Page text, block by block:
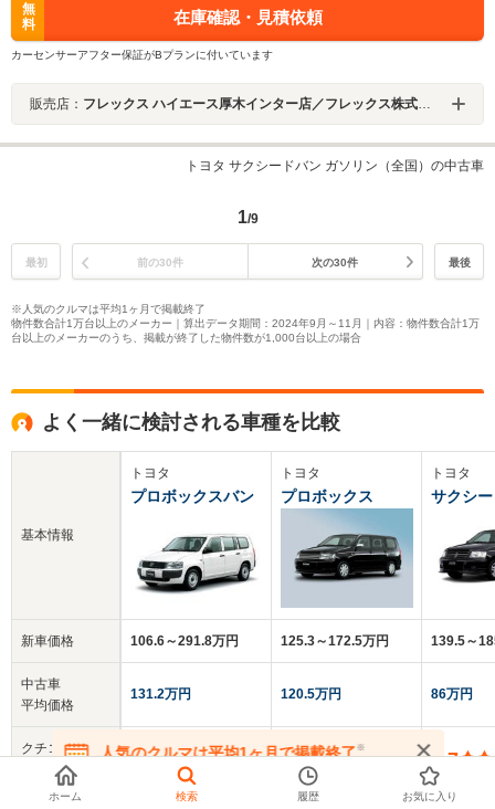
無
料
在庫確認・見積依頼
カーセンサーアフター保証がBプランに付いています
販売店： フレックス ハイエース厚木インター店／フレックス株式会社
トヨタ サクシードバン ガソリン（全国）の中古車
1/9
最初 前の30件 次の30件 最後
※人気のクルマは平均1ヶ月で掲載終了
物件数合計1万台以上のメーカー｜算出データ期間：2024年9月～11月｜内容：物件数合計1万
台以上のメーカーのうち、掲載が終了した物件数が1,000台以上の場合
よく一緒に検討される車種を比較
基本情報
新車価格
中古車
平均価格
クチコミ
総合評価
トヨタ
プロボックスバン
106.6～291.8万円
131.2万円
3.6
トヨタ
プロボックス
125.3～172.5万円
120.5万円
3.5
トヨタ
サクシ
139.5～
86万円
3.7
人気のクルマは平均1ヶ月で掲載終了※
在庫が無くなる前にお問い合わせください
ホーム 検索 履歴 お気に入り